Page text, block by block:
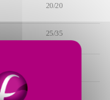
20/20
25/35